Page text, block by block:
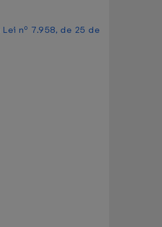
Lei nº 7.958, de 25 de